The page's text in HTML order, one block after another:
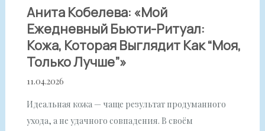
Анита Кобелева: «Мой
Ежедневный Бьюти-Ритуал:
Кожа, Которая Выглядит Как “моя,
Только Лучше”»
11.04.2026
Идеальная кожа — чаще результат продуманного
ухода, а не удачного совпадения. В своём